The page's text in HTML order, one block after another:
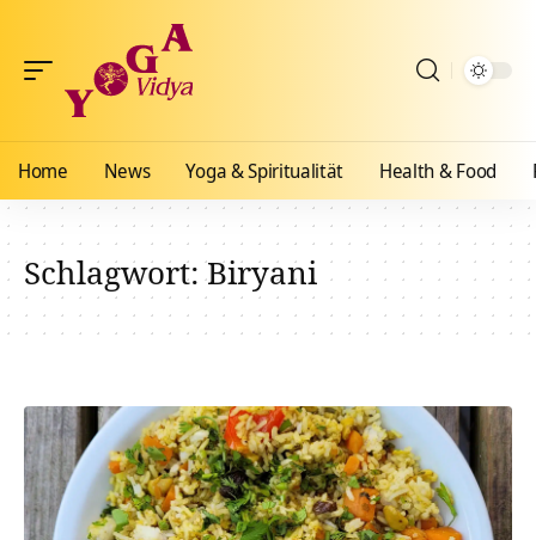
Home News Yoga & Spiritualität Health & Food
Schlagwort:Biryani